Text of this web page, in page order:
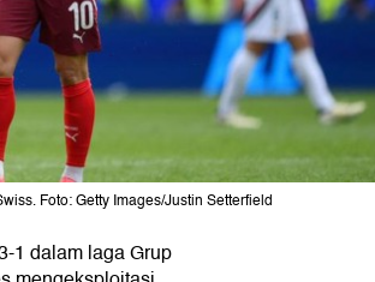
Foto: Getty Images/Justin Setterfield
1 dalam laga Grup